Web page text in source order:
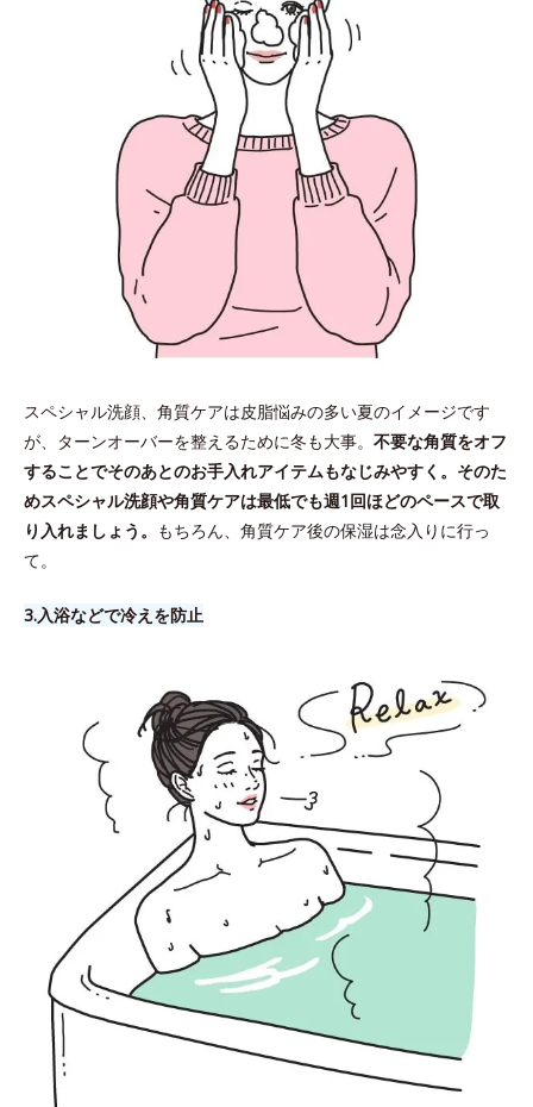
スペシャル洗顔、角質ケアは皮脂悩みの多い夏のイメージです
が、ターンオーバーを整えるために冬も大事。 不要な角質をオフ
することでそのあとのお手入れアイテムもなじみやすく。そのた
めスペシャル洗顔や角質ケアは最低でも週1回ほどのペースで取
り入れましょう。 もちろん、角質ケア後の保湿は念入りに行っ
て。
3.​入浴などで冷えを防止